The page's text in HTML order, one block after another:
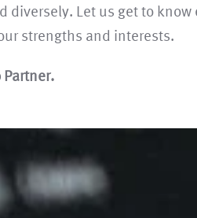
diversely. Let us get to know
strengths and interests.